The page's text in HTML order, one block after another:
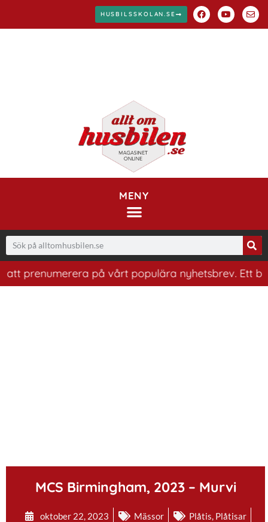
HUSBILSSKOLAN.SE
MENY
prenumerera på vårt populära nyhetsbrev. Ett bra
MCS Birmingham, 2023 – Murvi
oktober 22, 2023 Mässor Plåtis, Plåtisar